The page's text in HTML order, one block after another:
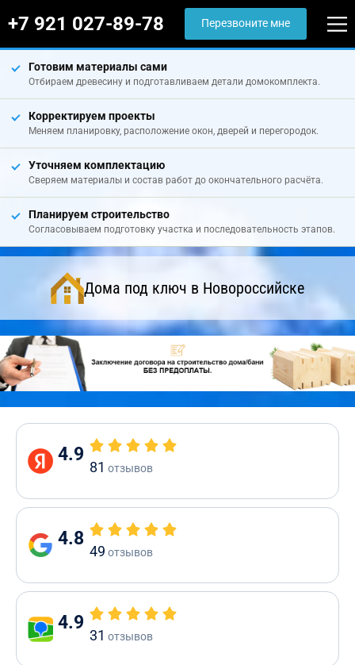
+7 921 027-89-78 Перезвоните мне
Готовим материалы сами
Отбираем древесину и подготавливаем детали домокомплекта.
Корректируем проекты
Меняем планировку, расположение окон, дверей и перегородок.
Уточняем комплектацию
Сверяем материалы и состав работ до окончательного расчёта.
Планируем строительство
Согласовываем подготовку участка и последовательность этапов.
Дома под ключ в Новороссийске
4.9
81 отзывов
4.8
49 отзывов
4.9
31 отзывов